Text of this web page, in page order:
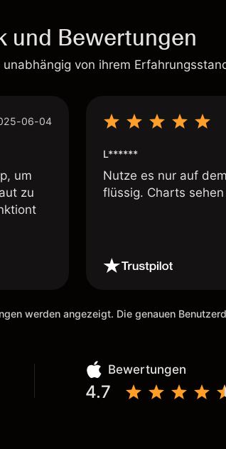
und Bewertungen
unabhängig von ihrem
06-04
um
zu
L******
Nutze es nur auf
flüssig. Charts
werden angezeigt. Die genauen
Bewertungen
4.7